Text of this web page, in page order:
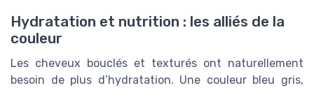
Hydratation et nutrition : les alliés de la
couleur
Les cheveux bouclés et texturés ont naturellement
besoin de plus d’hydratation. Une couleur bleu gris,